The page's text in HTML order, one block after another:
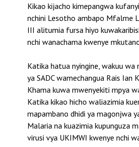
Kikao kijacho kimepangwa
nchini Lesotho ambapo Mfalme
III alitumia fursa hiyo
nchi wanachama kwenye
Katika hatua nyingine, wakuu wa
ya SADC wamechangua Rais Ian
Khama kuwa mwenyekiti mpya
Katika kikao hicho waliazimia
mapambano dhidi ya magonjwa
Malaria na kuazimia kupunguza
virusi vya UKIMWI kwenye nchi